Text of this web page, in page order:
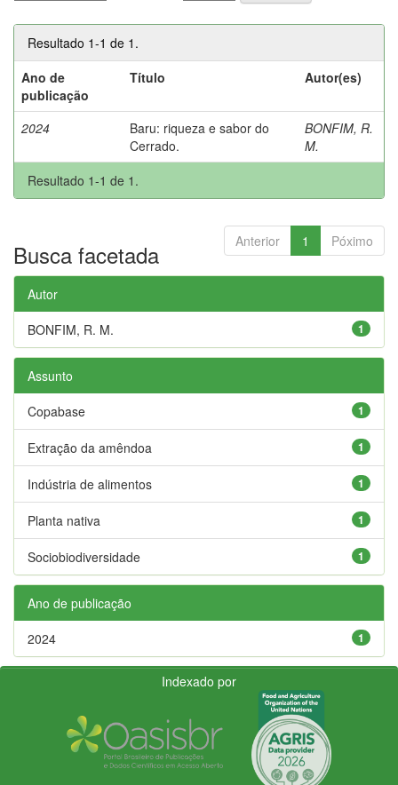
Resultado 1-1 de 1.
Ano de
publicação
Título Autor(es)
2024
Baru: riqueza e sabor do
Cerrado.
BONFIM, R.
M.
Resultado 1-1 de 1.
Anterior 1 Póximo
Busca facetada
Autor
1
BONFIM, R. M.
Assunto
1
Copabase
1
Extração da amêndoa
1
Indústria de alimentos
1
Planta nativa
1
Sociobiodiversidade
Ano de publicação
1
2024
Indexado por